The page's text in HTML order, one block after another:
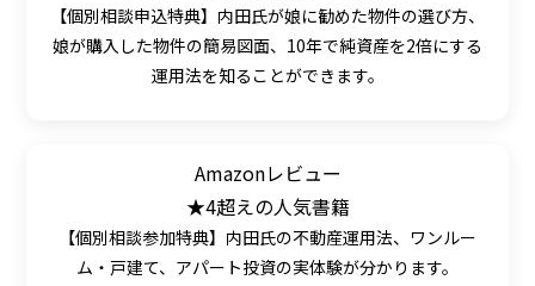
【個別相談申込特典】内田氏が娘に勧めた物件の選び方、
娘が購入した物件の簡易図面、10年で純資産を2倍にする
運用法を知ることができます。
Amazonレビュー
★4超えの人気書籍
【個別相談参加特典】内田氏の不動産運用法、ワンルー
ム・戸建て、アパート投資の実体験が分かります。